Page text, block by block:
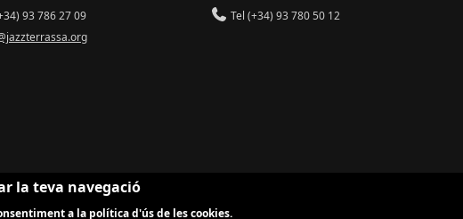
93 786 27 09
Tel (+34) 93 780 50 12
la teva navegació
a la política d'ús de les cookies.